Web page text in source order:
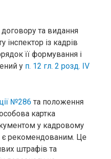
та видання
інспектор із кадрів
її формування і
у п. 12 гл. 2 розд. IV
№286 та положення
картка
у кадровому
є рекомендованим. Це
штрафів та